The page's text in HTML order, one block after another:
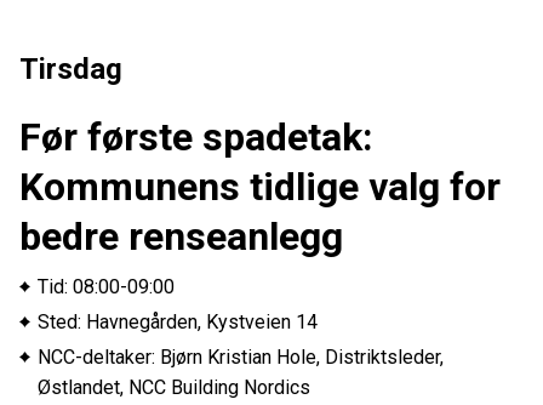
Tirsdag
Før første spadetak:
Kommunens tidlige valg for
bedre renseanlegg
Tid: 08:00-09:00
Sted: Havnegården, Kystveien 14
NCC-deltaker: Bjørn Kristian Hole, Distriktsleder,
Østlandet, NCC Building Nordics